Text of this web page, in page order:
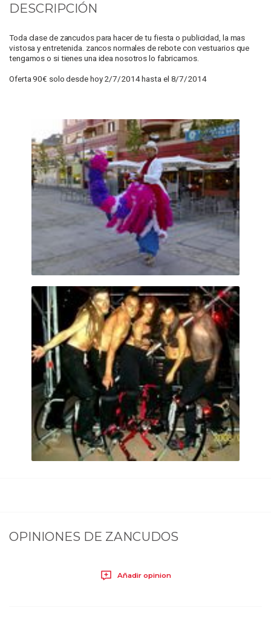
DESCRIPCIÓN
Toda clase de zancudos para hacer de tu fiesta o publicidad, la mas
vistosa y entretenida. zancos normales de rebote con vestuarios que
tengamos o si tienes una idea nosotros lo fabricamos.
Oferta 90€ solo desde hoy 2/7/2014 hasta el 8/7/2014
OPINIONES DE ZANCUDOS
Añadir opinion